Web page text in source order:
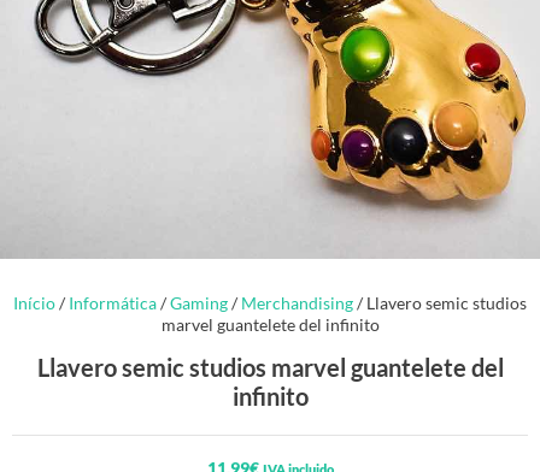
Início/ Informática/Gaming/ Merchandising/ Llavero semic studios
marvel guantelete del infinito
Llavero semic studios marvel guantelete del
infinito
11,99€ IVA incluido